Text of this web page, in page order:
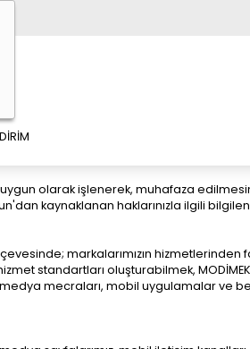
uygun olarak işlenerek, muhafaza
kaynaklanan haklarınızla ilgili
markalarımızın
standartları oluşturabilmek, MODİMEKS
mecraları, mobil uygulamalar ve